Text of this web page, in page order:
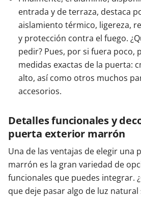
entrada y de terraza, destaca
aislamiento térmico, ligereza,
y protección contra el fuego.
pedir? Pues, por si fuera poco,
medidas exactas de la puerta:
alto, así como otros muchos
accesorios.
Detalles funcionales y
puerta exterior marrón
Una de las ventajas de elegir una
marrón es la gran variedad de
funcionales que puedes integrar.
que deje pasar algo de luz